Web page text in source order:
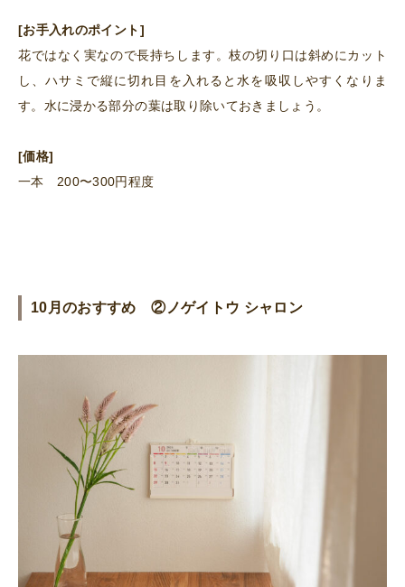
[お手入れのポイント]
花ではなく実なので長持ちします。枝の切り口は斜めにカット
し、ハサミで縦に切れ目を入れると水を吸収しやすくなりま
す。水に浸かる部分の葉は取り除いておきましょう。
[価格]
一本 200〜300円程度
10月のおすすめ ②ノゲイトウ シャロン